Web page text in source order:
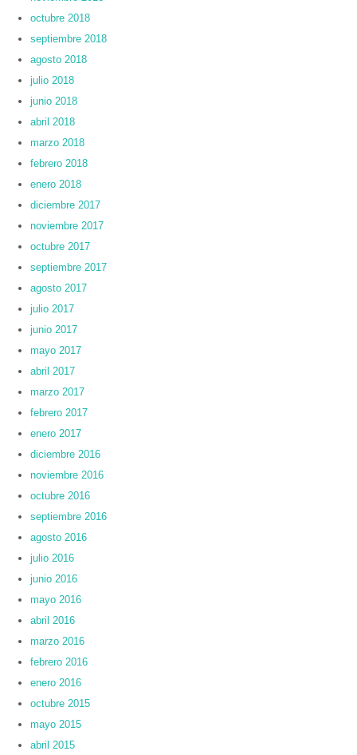
octubre 2018
septiembre 2018
agosto 2018
julio 2018
junio 2018
abril 2018
marzo 2018
febrero 2018
enero 2018
diciembre 2017
noviembre 2017
octubre 2017
septiembre 2017
agosto 2017
julio 2017
junio 2017
mayo 2017
abril 2017
marzo 2017
febrero 2017
enero 2017
diciembre 2016
noviembre 2016
octubre 2016
septiembre 2016
agosto 2016
julio 2016
junio 2016
mayo 2016
abril 2016
marzo 2016
febrero 2016
enero 2016
octubre 2015
mayo 2015
abril 2015